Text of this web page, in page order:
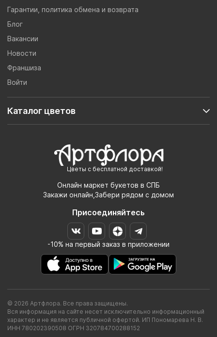
Цветы с бесплатной доставкой!
Онлайн маркет букетов в СПБ
Закажи онлайн,Забери рядом с домом
Присоединяйтесь
-10% на первый заказ в приложении
Гарантии, политика обмена и возврата
Блог
Вакансии
Новости
Франшиза
Войти
Каталог цветов
© 2026 Артфлора. Все права защищены.
Вся информация на сайте несет исключительно информационный
характер и не является публичной офертой. ИП Пономарева Н. В.
ИНН 780202390508 ОГРН 320784700288152